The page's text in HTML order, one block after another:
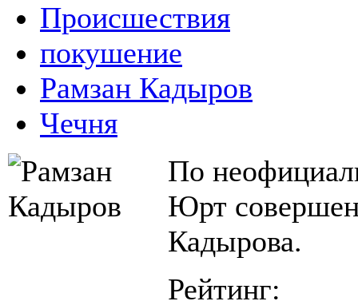
Происшествия
покушение
Рамзан Кадыров
Чечня
По
Юрт
Кадырова.
Рейтинг: